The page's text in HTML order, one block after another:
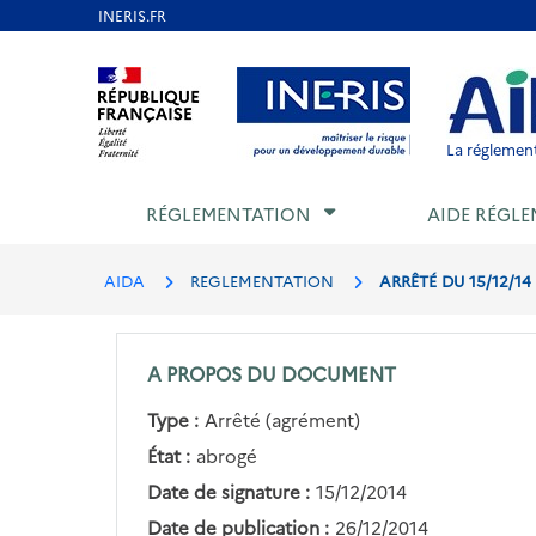
Aller au contenu Aller au menu Aller au
La
RÉGLEMENTATION AIDE
AIDA REGLEMENTATION ARRÊTÉ DU 15/12/
A PROPOS DU DOCUMENT
Type : Arrêté (agrément)
État : abrogé
Date de signature : 15/12/2014
Date de publication : 26/12/2014